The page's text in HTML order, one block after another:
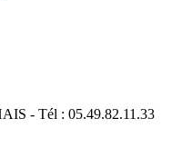
- Tél : 05.49.82.11.33